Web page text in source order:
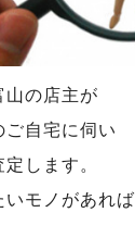
山の店主が
自宅に伺い
します。
モノがあれば